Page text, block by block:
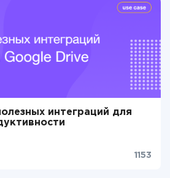
интеграций для
1153